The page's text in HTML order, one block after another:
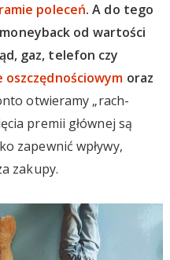
poleceń. A do tego
od wartości
gaz, telefon czy
oszczędnościowym oraz
otwieramy „rach-
premii głównej są
zapewnić wpływy,
zakupy.